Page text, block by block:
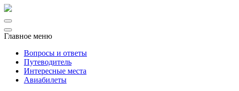
Главное меню
Вопросы и ответы
Путеводитель
Интересные места
Авиабилеты